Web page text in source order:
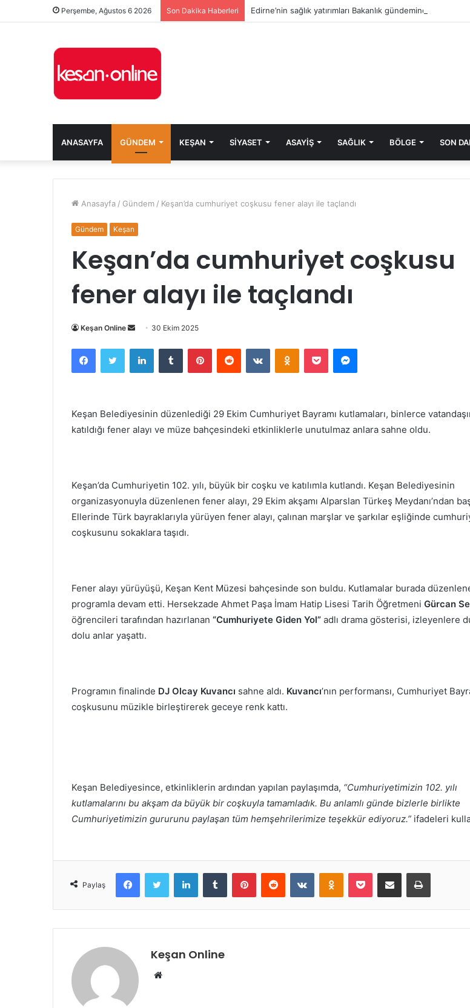
Perşembe, Ağustos 6 2026 Son Dakika Haberleri Edirne’nin sağlık yatırımları Bakanlık gündeminde:
ANASAYFA GÜNDEM KEŞAN SIYASET ASAYIŞ SAĞLIK BÖLGE SON
Anasayfa / Gündem / Keşan’da cumhuriyet coşkusu fener alayı ile taçlandı
Gündem Keşan
Keşan’da cumhuriyet coşkusu
fener alayı ile taçlandı
Keşan Online
Bir
posta
göndermek
30 Ekim 2025
FacebookTwitter LinkedInTumblr PinterestReddit VKontakteOdnoklassniki
Pocket Messenger
Keşan Belediyesinin düzenlediği 29 Ekim Cumhuriyet Bayramı kutlamaları, binlerce
katıldığı fener alayı ve müze bahçesindeki etkinliklerle unutulmaz anlara sahne oldu.
Keşan’da Cumhuriyetin 102. yılı, büyük bir coşku ve katılımla kutlandı. Keşan Belediyesinin
organizasyonuyla düzenlenen fener alayı, 29 Ekim akşamı Alparslan Türkeş Meydanı’ndan
Ellerinde Türk bayraklarıyla yürüyen fener alayı, çalınan marşlar ve şarkılar eşliğinde
coşkusunu sokaklara taşıdı.
Fener alayı yürüyüşü, Keşan Kent Müzesi bahçesinde son buldu. Kutlamalar burada
programla devam etti. Hersekzade Ahmet Paşa İmam Hatip Lisesi Tarih Öğretmeni Gürcan
öğrencileri tarafından hazırlanan “Cumhuriyete Giden Yol” adlı drama gösterisi, izleyenlere
dolu anlar yaşattı.
Programın finalinde DJ Olcay Kuvancı sahne aldı. Kuvancı’nın performansı, Cumhuriyet
coşkusunu müzikle birleştirerek geceye renk kattı.
Keşan Belediyesince, etkinliklerin ardından yapılan paylaşımda, “Cumhuriyetimizin 102. yılı
kutlamalarını bu akşam da büyük bir coşkuyla tamamladık. Bu anlamlı günde bizlerle birlikte
Cumhuriyetimizin gururunu paylaşan tüm hemşehrilerimize teşekkür ediyoruz.” ifadeleri
Paylaş
FacebookTwitter LinkedInTumblr PinterestReddit VKontakteOdnoklassniki
Pocket E-Posta ile paylaş Yazdır
Keşan Online
Web